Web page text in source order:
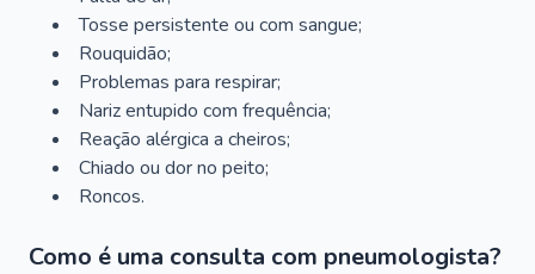
Tosse persistente ou com sangue;
Rouquidão;
Problemas para respirar;
Nariz entupido com frequência;
Reação alérgica a cheiros;
Chiado ou dor no peito;
Roncos.
Como é uma consulta com pneumologista?